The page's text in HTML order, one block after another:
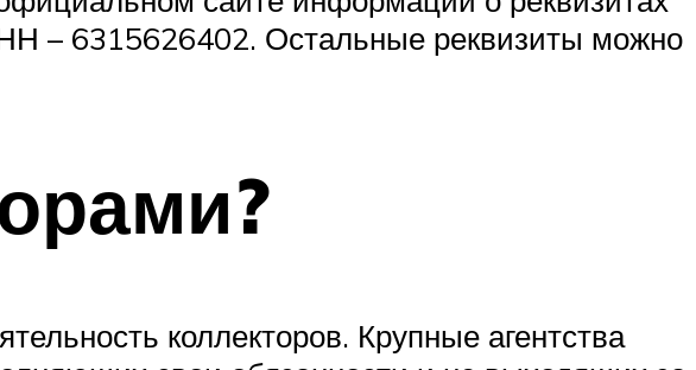
– 6315626402. Остальные реквизиты можно
коллекторов. Крупные агентства